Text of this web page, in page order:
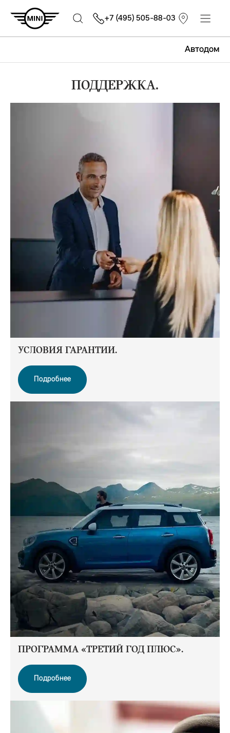
Автодом
+7 (495) 505-88-03
ПОДДЕРЖКА.
УСЛОВИЯ ГАРАНТИИ.
Подробнее
ПРОГРАММА «ТРЕТИЙ ГОД ПЛЮС».
Подробнее